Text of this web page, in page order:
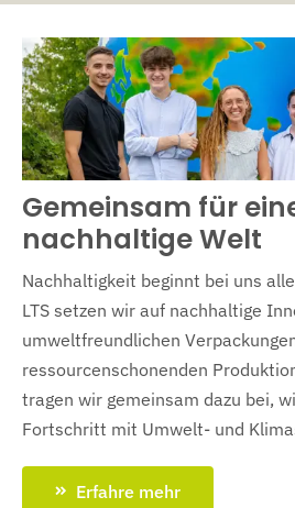
Gemeinsam für
nachhaltige Welt
Nachhaltigkeit beginnt bei uns
LTS setzen wir auf nachhaltige
umweltfreundlichen
ressourcenschonenden
tragen wir gemeinsam dazu bei,
Fortschritt mit Umwelt- und
Erfahre mehr